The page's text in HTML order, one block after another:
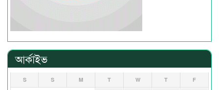
আর্কাইভ
S S M T W T F